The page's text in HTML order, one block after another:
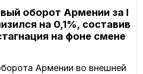
оборот Армении за I
на 0,1%, составив
на фоне смене
Армении во внешней